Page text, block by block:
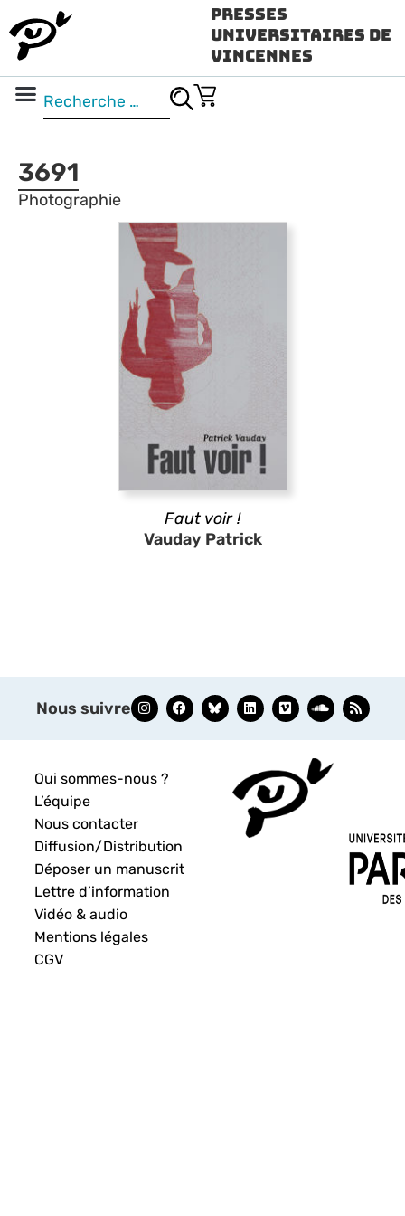
Presses
Universitaires de
Vincennes
3691
Photographie
Faut voir !
Vauday Patrick
Nous suivre
Qui sommes-nous ?
L’équipe
Nous contacter
Diffusion/Distribution
Déposer un manuscrit
Lettre d’information
Vidéo & audio
Mentions légales
CGV